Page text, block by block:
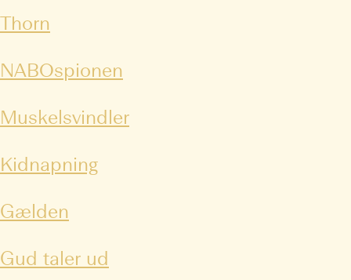
Thorn
NABOspionen
Muskelsvindler
Kidnapning
Gælden
Gud taler ud